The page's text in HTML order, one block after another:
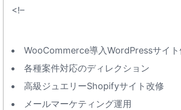
<!–
WooCommerce導入WordPressサイト
各種案件対応のディレクション
高級ジュエリーShopifyサイト改修
メールマーケティング運用